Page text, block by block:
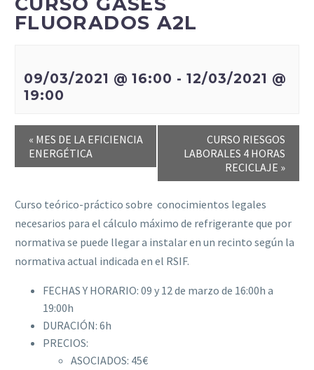
FLUORADOS A2L
09/03/2021 @ 16:00 -12/03/2021 @
19:00
« MES DE LA EFICIENCIA
ENERGÉTICA
CURSO RIESGOS
LABORALES 4 HORAS
RECICLAJE »
Curso teórico-práctico sobre conocimientos legales
necesarios para el cálculo máximo de refrigerante que por
normativa se puede llegar a instalar en un recinto según la
normativa actual indicada en el RSIF.
FECHAS Y HORARIO: 09 y 12 de marzo de 16:00h a
19:00h
DURACIÓN: 6h
PRECIOS:
ASOCIADOS: 45€